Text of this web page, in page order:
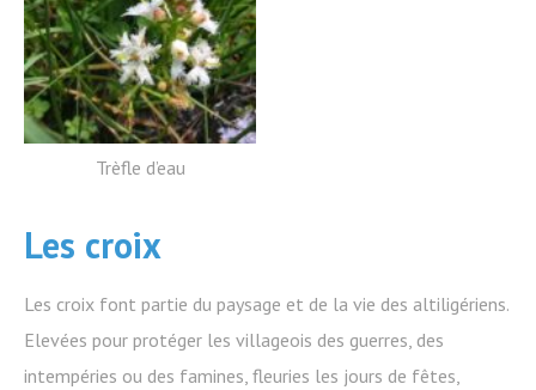
Trèfle d’eau
Les croix
Les croix font partie du paysage et de la vie des altiligériens.
Elevées pour protéger les villageois des guerres, des
intempéries ou des famines, fleuries les jours de fêtes,